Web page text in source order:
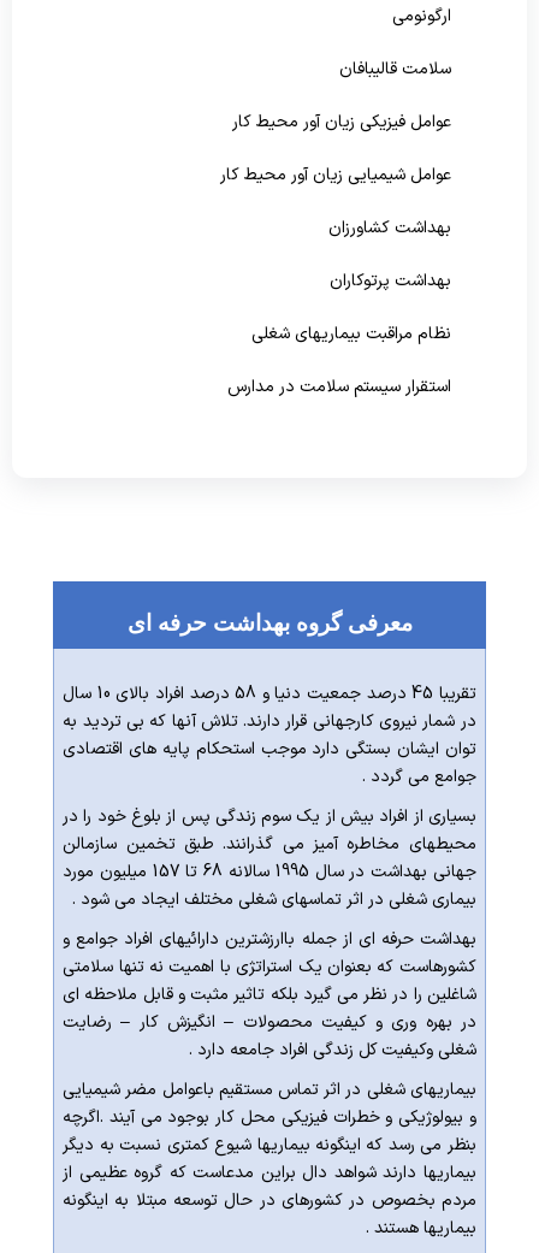
پیشگیری و مبارزه با بیماریهای غیرواگیر
سلامت روانی،اجتماعی و اعتیاد
ارگونومی
سلامت قالیبافان
عوامل فیزیکی زیان آور محیط کار
عوامل شیمیایی زیان آور محیط کار
بهداشت کشاورزان
بهداشت پرتوکاران
نظام مراقبت بیماریهای شغلی
استقرار سیستم سلامت در مدارس
کهاب
شرکت های ارائه دهنده خدمات بهداشت حرفه ای
لیست پزشکان دارای مجوز سلامت شغلی
تفاهم نامه ها
معرفی گروه بهداشت حرفه ای
تقریبا 45 درصد جمعیت دنیا و 58 درصد افراد بالای 10 سال
در شمار نیروی کارجهانی قرار دارند. تلاش آنها که بی تردید به
توان ایشان بستگی دارد موجب استحکام پایه های اقتصادی
جوامع می گردد .
بسیاری از افراد بیش از یک سوم زندگی پس از بلوغ خود را در
محیطهای مخاطره آمیز می گذرانند. طبق تخمین سازمالن
جهانی بهداشت در سال 1995 سالانه 68 تا 157 میلیون مورد
بیماری شغلی در اثر تماسهای شغلی مختلف ایجاد می شود .
بهداشت حرفه ای از جمله باارزشترین دارائیهای افراد جوامع و
کشورهاست که بعنوان یک استراتژی با اهمیت نه تنها سلامتی
شاغلین را در نظر می گیرد بلکه تاثیر مثبت و قابل ملاحظه ای
در بهره وری و کیفیت محصولات – انگیزش کار – رضایت
شغلی وکیفیت کل زندگی افراد جامعه دارد .
بیماریهای شغلی در اثر تماس مستقیم باعوامل مضر شیمیایی
و بیولوژیکی و خطرات فیزیکی محل کار بوجود می آیند .اگرچه
بنظر می رسد که اینگونه بیماریها شیوع کمتری نسبت به دیگر
بیماریها دارند شواهد دال براین مدعاست که گروه عظیمی از
مردم بخصوص در کشورهای در حال توسعه مبتلا به اینگونه
بیماریها هستند .